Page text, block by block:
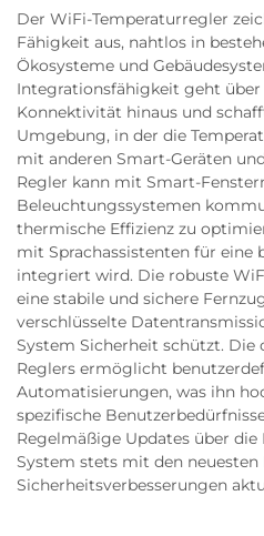
Der WiFi-Temperaturregler
Fähigkeit aus, nahtlos in
Ökosysteme und
Integrationsfähigkeit geht
Konnektivität hinaus und
Umgebung, in der die
mit anderen Smart-Geräten
Regler kann mit Smart-
Beleuchtungssystemen
thermische Effizienz zu
mit Sprachassistenten für eine
integriert wird. Die robuste
eine stabile und sichere
verschlüsselte
System Sicherheit schützt. Die
Reglers ermöglicht
Automatisierungen, was ihn
spezifische
Regelmäßige Updates über
System stets mit den
Sicherheitsverbesserungen